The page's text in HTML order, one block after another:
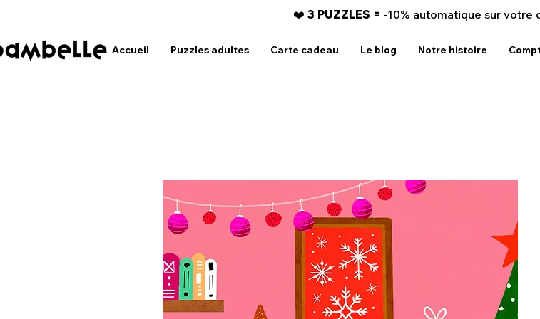
❤️ 3 PUZZLES = -10% automatique sur votre
Accueil Puzzles adultes Carte cadeau Le blog Notre histoire